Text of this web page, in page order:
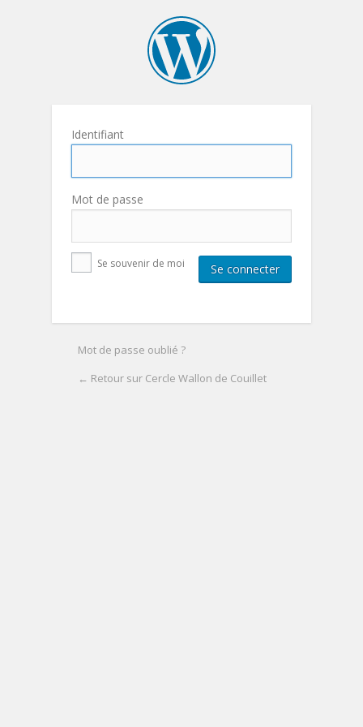
Identifiant
Mot de passe
Se souvenir de moi
Mot de passe oublié ?
← Retour sur Cercle Wallon de Couillet